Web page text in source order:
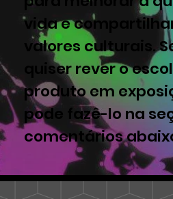
vida e
valores culturais.
quiser rever o
produto em
pode fazê-lo na
comentários